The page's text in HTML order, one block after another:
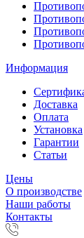
Информация
Доставка
Оплата
Установка
Гарантии
Статьи
Цены
О производстве
Наши работы
Контакты